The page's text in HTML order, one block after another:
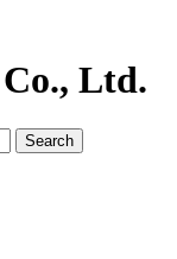
Ltd.